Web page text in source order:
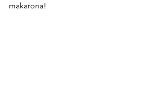
makarona!